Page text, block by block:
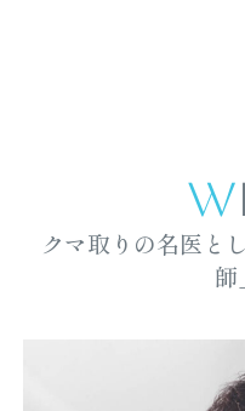
クマ取りの名医と
師